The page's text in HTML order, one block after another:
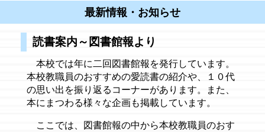
最新情報・お知らせ
読書案内～図書館報より
本校では年に二回図書館報を発行しています。
本校教職員のおすすめの愛読書の紹介や、１０代
の思い出を振り返るコーナーがあります。また、
本にまつわる様々な企画も掲載しています。
ここでは、図書館報の中から本校教職員のおす